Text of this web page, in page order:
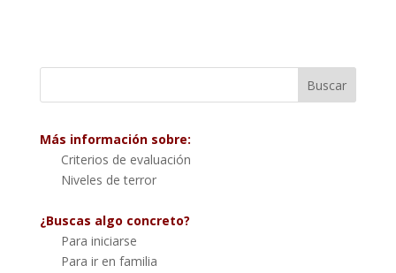
Más información sobre:
Criterios de evaluación
Niveles de terror
¿Buscas algo concreto?
Para iniciarse
Para ir en familia